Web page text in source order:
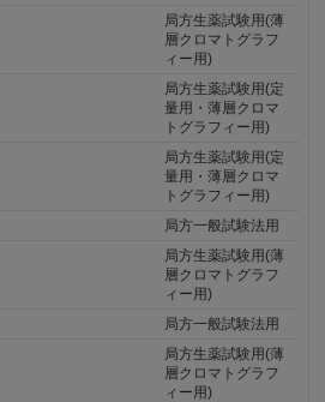
局方生薬試験用(薄
層クロマトグラフ
ィー用)
局方生薬試験用(定
量用・薄層クロマ
トグラフィー用)
局方生薬試験用(定
量用・薄層クロマ
トグラフィー用)
局方一般試験法用
局方生薬試験用(薄
層クロマトグラフ
ィー用)
局方一般試験法用
局方生薬試験用(薄
層クロマトグラフ
ィー用)